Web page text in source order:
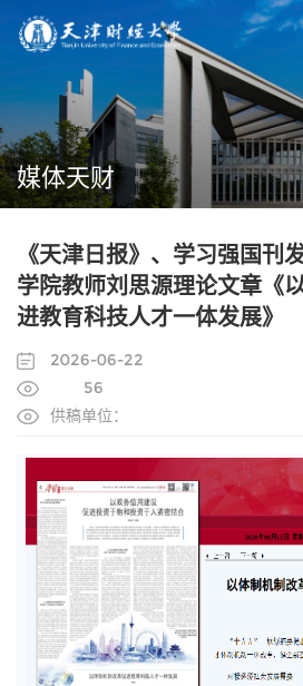
媒体天财
《天津日报》、学习强国刊
学院教师刘思源理论文章《
进教育科技人才一体发展》
2026-06-22
56
供稿单位：